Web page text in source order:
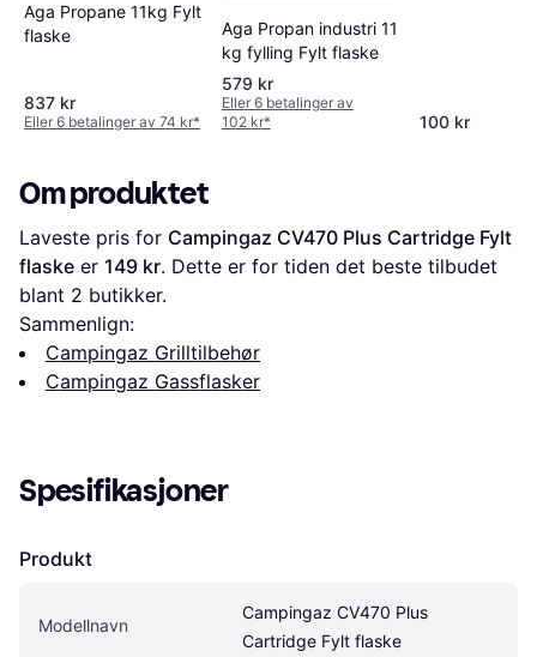
Aga Propane 11kg Fylt
flaske
837 kr
Eller 6 betalinger av 74 kr*
Aga Propan industri 11
kg fylling Fylt flaske
579 kr
Eller 6 betalinger av
102 kr* 100 kr
Om produktet
Laveste pris for Campingaz CV470 Plus Cartridge Fylt
flaske er 149 kr. Dette er for tiden det beste tilbudet
blant 2 butikker.
Sammenlign:
Campingaz Grilltilbehør
Campingaz Gassflasker
Spesifikasjoner
Produkt
Modellnavn
Campingaz CV470 Plus
Cartridge Fylt flaske